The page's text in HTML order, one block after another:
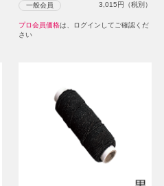
一般会員 3,015円（税別）
プロ会員価格は、ログインしてご確認くだ
さい